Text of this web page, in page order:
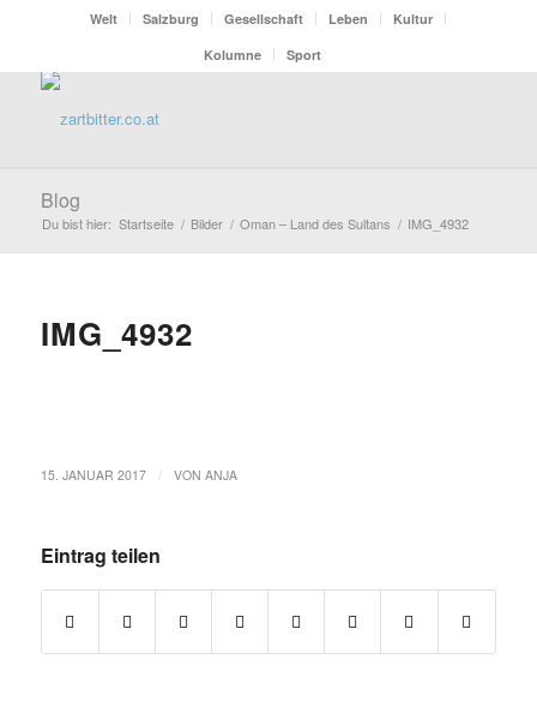
Welt Salzburg Gesellschaft Leben
Kultur
Kolumne
Sport
Blog
Du bist hier: Startseite / Bilder / Oman – Land des Sultans / IMG_4932
IMG_4932
15. JANUAR 2017 VON ANJA
Eintrag teilen